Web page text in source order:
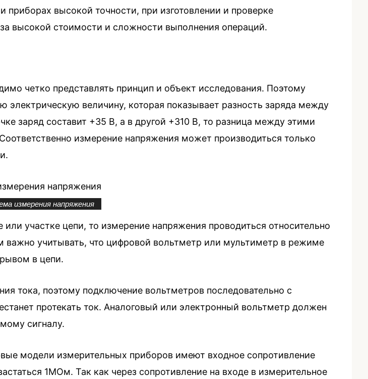
высокой точности, при изготовлении и проверке
высокой стоимости и сложности выполнения операций.
четко представлять принцип и объект исследования. Поэтому
электрическую величину, которая показывает разность заряда между
заряд составит +35 В, а в другой +310 В, то разница между этими
измерение напряжения может производиться только
измерения напряжения
участке цепи, то измерение напряжения проводиться относительно
важно учитывать, что цифровой вольтметр или мультиметр в режиме
в цепи.
тока, поэтому подключение вольтметров последовательно с
протекать ток. Аналоговый или электронный вольтметр должен
сигналу.
модели измерительных приборов имеют входное сопротивление
1МОм. Так как через сопротивление на входе в измерительное